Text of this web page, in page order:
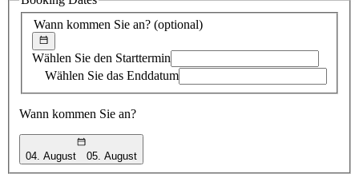
Wann kommen Sie an? (optional)
Wählen Sie den Starttermin
Wählen Sie das Enddatum
Wann kommen Sie an?
04. August 05. August